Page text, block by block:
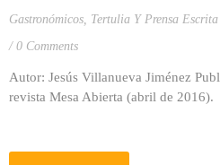
Gastronómicos, Tertulia Y Prensa Escrita
0 Comments
Autor: Jesús Villanueva Jiménez
revista Mesa Abierta (abril de 2016).